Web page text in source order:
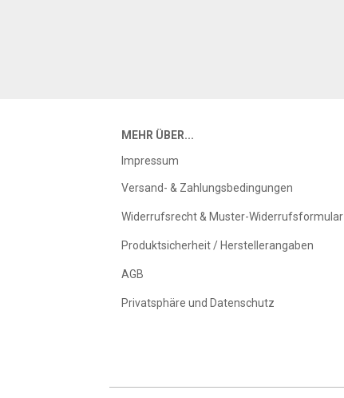
MEHR ÜBER...
Impressum
Versand- & Zahlungsbedingungen
Widerrufsrecht & Muster-Widerrufsformular
Produktsicherheit / Herstellerangaben
AGB
Privatsphäre und Datenschutz